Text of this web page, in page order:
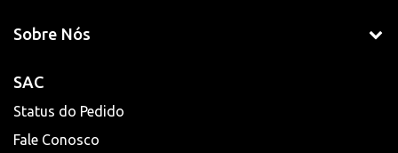
Sobre Nós
SAC
Status do Pedido
Fale Conosco